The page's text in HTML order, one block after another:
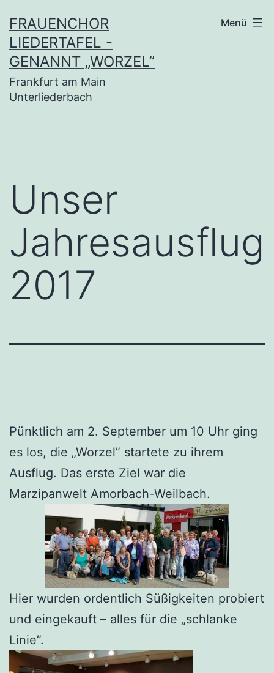
Inhalt
springen
FRAUENCHOR
LIEDERTAFEL -
GENANNT „WORZEL”
Frankfurt am Main
Unterliederbach
Menü
Unser
Jahresausflug
2017
Pünktlich am 2. September um 10 Uhr ging
es los, die „Worzel” startete zu ihrem
Ausflug. Das erste Ziel war die
Marzipanwelt Amorbach-Weilbach.
Hier wurden ordentlich Süßigkeiten probiert
und eingekauft – alles für die „schlanke
Linie”.